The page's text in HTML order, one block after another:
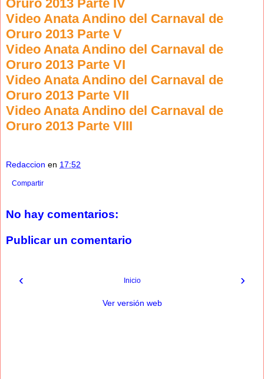
Oruro 2013 Parte IV
Video Anata Andino del Carnaval de
Oruro 2013 Parte V
Video Anata Andino del Carnaval de
Oruro 2013 Parte VI
Video Anata Andino del Carnaval de
Oruro 2013 Parte VII
Video Anata Andino del Carnaval de
Oruro 2013 Parte VIII
Redaccion en 17:52
Compartir
No hay comentarios:
Publicar un comentario
‹ ›
Inicio
Ver versión web